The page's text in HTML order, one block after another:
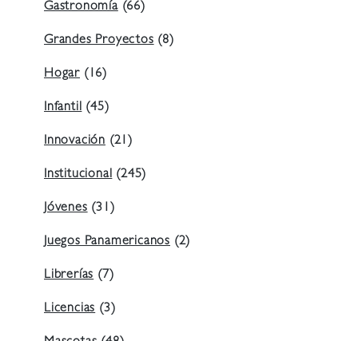
Gastronomía(66)
Grandes Proyectos (8)
Hogar (16)
Infantil (45)
Innovación (21)
Institucional (245)
Jóvenes (31)
Juegos Panamericanos (2)
Librerías (7)
Licencias (3)